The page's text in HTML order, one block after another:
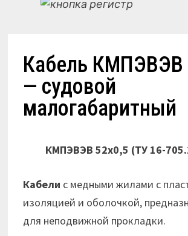
Кабель КМПЭВЭВ
— судовой
малогабаритный
КМПЭВЭВ 52х0,5 (ТУ 16-
Кабели с медными жилами с
изоляцией и оболочкой,
для неподвижной прокладки.